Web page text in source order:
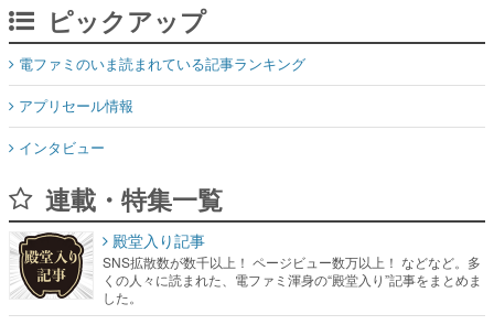
ピックアップ
電ファミのいま読まれている記事ランキング
アプリセール情報
インタビュー
連載・特集一覧
殿堂入り記事
SNS拡散数が数千以上！ ページビュー数万以上！ などなど。多
くの人々に読まれた、電ファミ渾身の“殿堂入り”記事をまとめま
した。